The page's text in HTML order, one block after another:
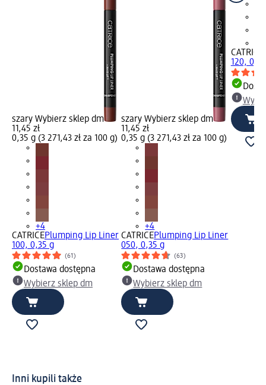
szary Wybierz sklep dm
11,45 zł
0,35 g (3 271,43 zł za 100 g)
+4
CATRICEPlumping Lip Liner
100, 0,35 g
(61)
Dostawa dostępna
Wybierz sklep dm
szary Wybierz sklep dm
11,45 zł
0,35 g (3 271,43 zł za 100 g)
+4
CATRICEPlumping Lip Liner
050, 0,35 g
(63)
Dostawa dostępna
Wybierz sklep dm
CATRICE
120,
Inni kupili także